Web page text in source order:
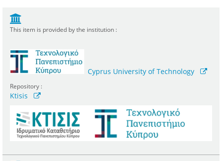
This item is provided by the institution :
Cyprus University of Technology
Repository :
Ktisis